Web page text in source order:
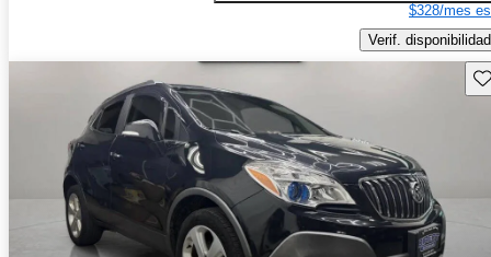
$328/mes
Verif. disponibilidad